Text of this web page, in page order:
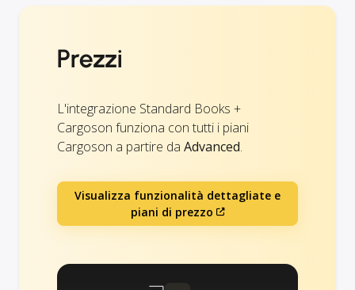
Prezzi
L'integrazione Standard Books +
Cargoson funziona con tutti i piani
Cargoson a partire da Advanced.
Visualizza funzionalità dettagliate e
piani di prezzo